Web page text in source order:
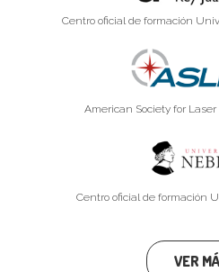
Centro oficial de formación
American Society for
Centro oficial de formación
VER